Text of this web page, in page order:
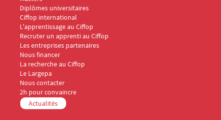
Diplômes universitaires
Ciffop international
Menu Footer CIFFOP 3
L'apprentissage au Ciffop
Recruter un apprenti au Ciffop
Les entreprises partenaires
Nous financer
Menu Footer CIFFOP 4
La recherche au Ciffop
Le Largepa
Menu Footer CIFFOP 5
Nous contacter
2h pour convaincre
Actualités